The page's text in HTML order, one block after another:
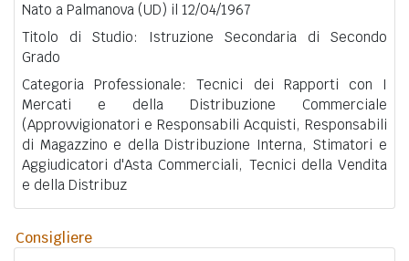
Nato a Palmanova (UD) il 12/04/1967
Titolo di Studio: Istruzione Secondaria di Secondo
Grado
Categoria Professionale: Tecnici dei Rapporti con I
Mercati e della Distribuzione Commerciale
(Approvvigionatori e Responsabili Acquisti, Responsabili
di Magazzino e della Distribuzione Interna, Stimatori e
Aggiudicatori d'Asta Commerciali, Tecnici della Vendita
e della Distribuz
Consigliere